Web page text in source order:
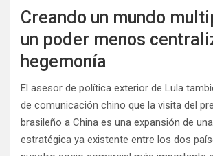
Creando un mundo
un poder menos
hegemonía
El asesor de política exterior de Lula
de comunicación chino que la visita del
brasileño a China es una expansión de
estratégica ya existente entre los dos